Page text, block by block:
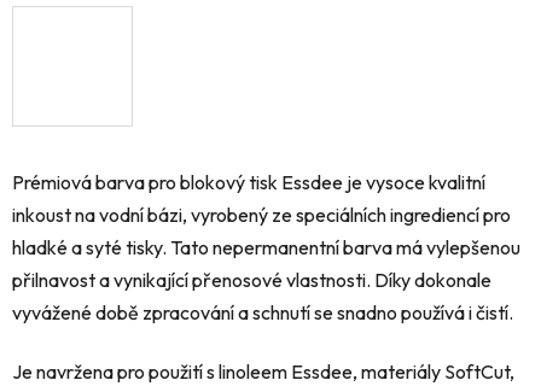
Prémiová barva pro blokový tisk Essdee je vysoce kvalitní
inkoust na vodní bázi, vyrobený ze speciálních ingrediencí pro
hladké a syté tisky. Tato nepermanentní barva má vylepšenou
přilnavost a vynikající přenosové vlastnosti. Díky dokonale
vyvážené době zpracování a schnutí se snadno používá i čistí.
Je navržena pro použití s linoleem Essdee, materiály SoftCut,